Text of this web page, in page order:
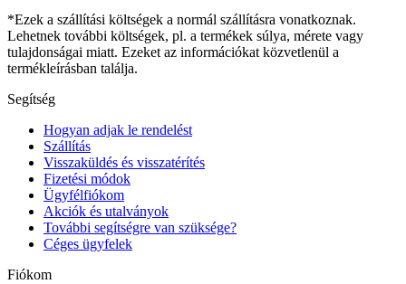
*Ezek a szállítási költségek a normál szállításra vonatkoznak.
Lehetnek további költségek, pl. a termékek súlya, mérete vagy
tulajdonságai miatt. Ezeket az információkat közvetlenül a
termékleírásban találja.
Segítség
Hogyan adjak le rendelést
Szállítás
Visszaküldés és visszatérítés
Fizetési módok
Ügyfélfiókom
Akciók és utalványok
További segítségre van szüksége?
Céges ügyfelek
Fiókom